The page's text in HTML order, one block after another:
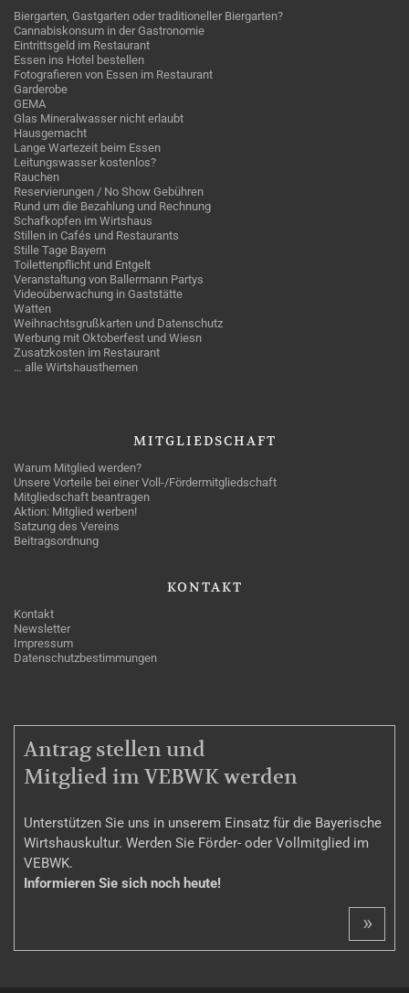
Biergarten, Gastgarten oder traditioneller Biergarten?
Cannabiskonsum in der Gastronomie
Eintrittsgeld im Restaurant
Essen ins Hotel bestellen
Fotografieren von Essen im Restaurant
Garderobe
GEMA
Glas Mineralwasser nicht erlaubt
Hausgemacht
Lange Wartezeit beim Essen
Leitungswasser kostenlos?
Rauchen
Reservierungen / No Show Gebühren
Rund um die Bezahlung und Rechnung
Schafkopfen im Wirtshaus
Stillen in Cafés und Restaurants
Stille Tage Bayern
Toilettenpflicht und Entgelt
Veranstaltung von Ballermann Partys
Videoüberwachung in Gaststätte
Watten
Weihnachtsgrußkarten und Datenschutz
Werbung mit Oktoberfest und Wiesn
Zusatzkosten im Restaurant
… alle Wirtshausthemen
MITGLIEDSCHAFT
Warum Mitglied werden?
Unsere Vorteile bei einer Voll-/Fördermitgliedschaft
Mitgliedschaft beantragen
Aktion: Mitglied werben!
Satzung des Vereins
Beitragsordnung
KONTAKT
Kontakt
Newsletter
Impressum
Datenschutzbestimmungen
MITGLIEDSCHAFT
Antrag stellen und
Mitglied im VEBWK werden
Unterstützen Sie uns in unserem Einsatz für die Bayerische
Wirtshauskultur. Werden Sie Förder- oder Vollmitglied im
VEBWK.
Informieren Sie sich noch heute!
»